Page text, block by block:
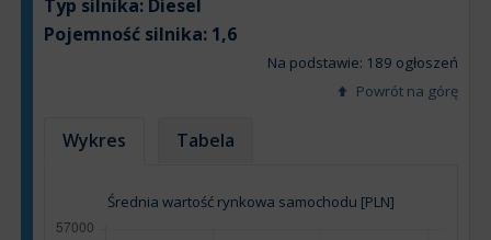
Typ silnika: Diesel
Pojemność silnika: 1,6
Na podstawie: 189 ogłoszeń
Powrót na górę
Wykres Tabela
Średnia wartość rynkowa samochodu [PLN]